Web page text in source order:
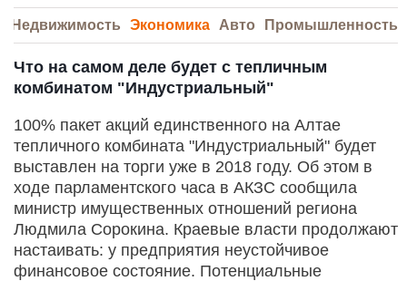
Недвижимость Экономика Авто Промышленность
Что на самом деле будет с тепличным
комбинатом "Индустриальный"
100% пакет акций единственного на Алтае
тепличного комбината "Индустриальный" будет
выставлен на торги уже в 2018 году. Об этом в
ходе парламентского часа в АКЗС сообщила
министр имущественных отношений региона
Людмила Сорокина. Краевые власти продолжают
настаивать: у предприятия неустойчивое
финансовое состояние. Потенциальные